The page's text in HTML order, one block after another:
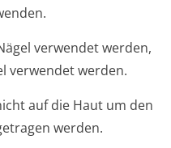
verwendet werden,
verwendet werden.
auf die Haut um den
werden.